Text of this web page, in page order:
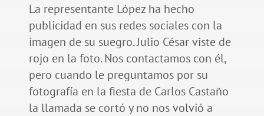
La representante López ha hecho
publicidad en sus redes sociales con la
imagen de su suegro. Julio César viste de
rojo en la foto. Nos contactamos con él,
pero cuando le preguntamos por su
fotografía en la fiesta de Carlos Castaño
la llamada se cortó y no nos volvió a